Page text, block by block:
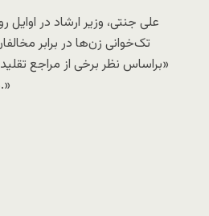
علی جنتی، وزیر ارشاد در اوایل
تک‌خوانی زن‌ها در برابر
«براساس نظر برخی از مراجع
مفسده نباشد اشکالی ندارد.»